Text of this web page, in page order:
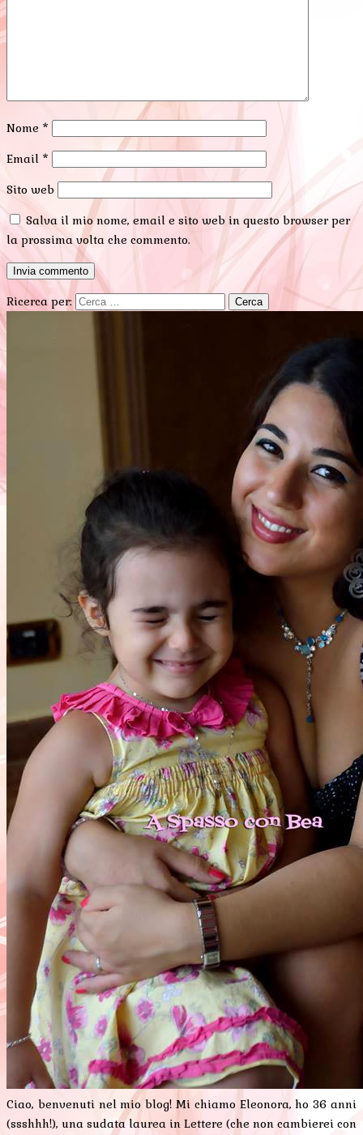
Nome *
Email *
Sito web
Salva il mio nome, email e sito web in questo browser per
la prossima volta che commento.
Ricerca per:
Ciao, benvenuti nel mio blog! Mi chiamo Eleonora, ho 36 anni
(ssshhh!), una sudata laurea in Lettere (che non cambierei con